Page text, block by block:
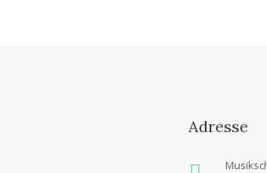
Adresse